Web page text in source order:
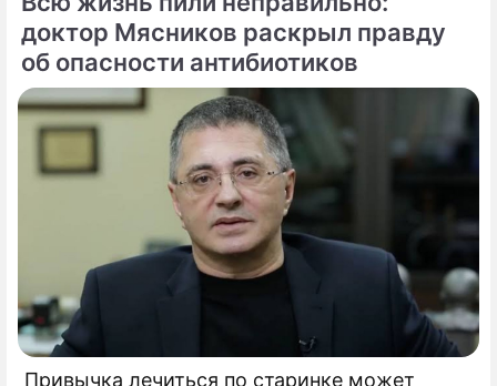
поклонников.
доктор Мясников раскрыл правду
об опасности антибиотиков
Привычка лечиться по старинке может